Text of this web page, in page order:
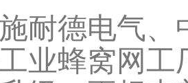
耐德电气
业蜂窝网